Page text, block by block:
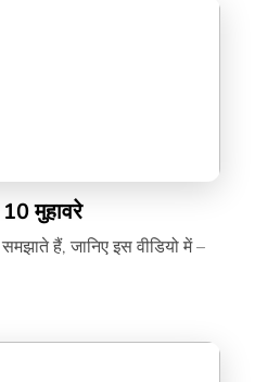
मुहावरे
हैं, जानिए इस वीडियो में –